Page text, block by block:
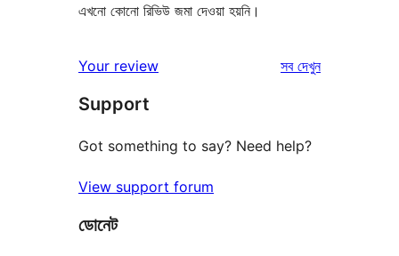
এখনো কোনো রিভিউ জমা দেওয়া হয়নি।
Your review সবরিভিউ
দেখুন
Support
Got something to say? Need help?
View support forum
ডোনেট